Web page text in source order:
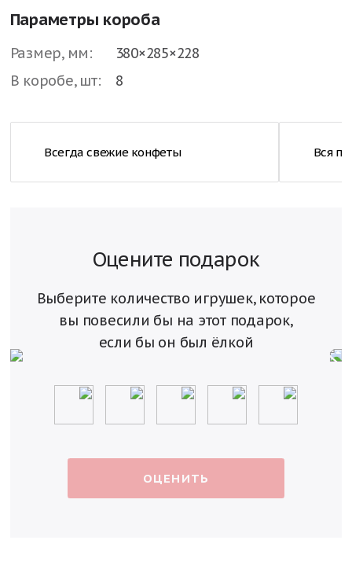
Параметры короба
Размер, мм:
380×285×228
В коробе, шт:
8
Всегда свежие конфеты Вся
Оцените подарок
Выберите количество игрушек, которое
вы повесили бы на этот подарок,
если бы он был ёлкой
ОЦЕНИТЬ